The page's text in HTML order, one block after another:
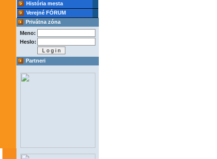
História mesta
Verejné FÓRUM
Privátna zóna
Meno:
Heslo:
Partneri